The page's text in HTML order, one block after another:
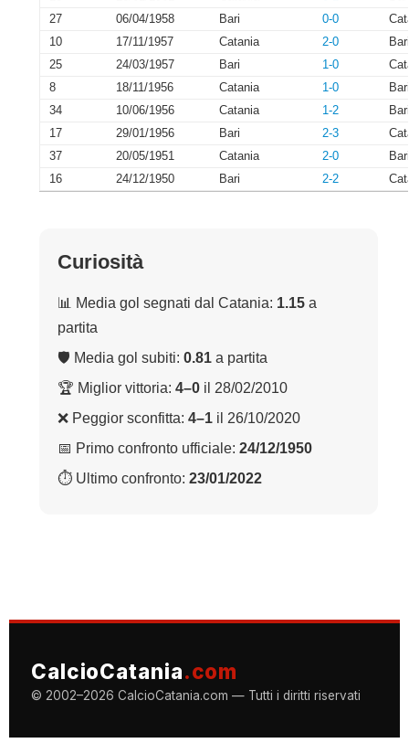
27
06/04/1958 Bari 0-0
10
17/11/1957 Catania 2-0
Bari
25
24/03/1957 Bari 1-0
8
18/11/1956 Catania 1-0
Bari
34
10/06/1956 Catania 1-2
Bari
17
29/01/1956 Bari 2-3
37
20/05/1951 Catania 2-0
Bari
16
24/12/1950 Bari 2-2
Curiosità
📊 Media gol segnati dal Catania: 1.15 a
partita
🛡 Media gol subiti: 0.81 a partita
🏆 Miglior vittoria: 4–0 il 28/02/2010
❌ Peggior sconfitta: 4–1 il 26/10/2020
📅 Primo confronto ufficiale: 24/12/1950
⏱ Ultimo confronto: 23/01/2022
CalcioCatania.com
© 2002–2026 CalcioCatania.com — Tutti i diritti riservati